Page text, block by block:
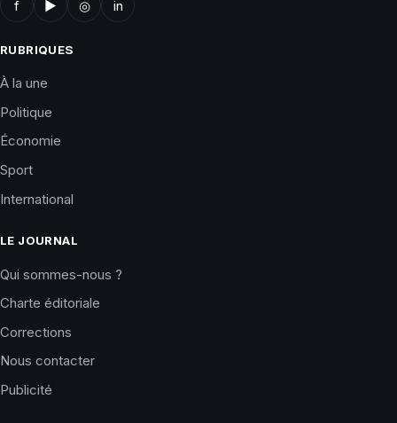
f ▶ ◎ in
RUBRIQUES
À la une
Politique
Économie
Sport
International
LE JOURNAL
Qui sommes-nous ?
Charte éditoriale
Corrections
Nous contacter
Publicité